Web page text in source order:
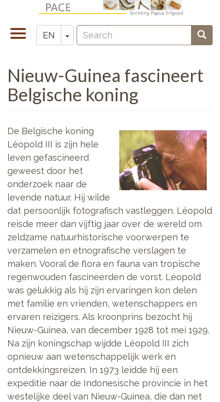
mainToggle
navigation
EN Toggle Dropdown
Zoeken
Search
Nieuw-Guinea fascineert
Belgische koning
De Belgische koning
Léopold III is zijn hele
leven gefascineerd
geweest door het
onderzoek naar de
levende natuur. Hij wilde
dat persoonlijk fotografisch vastleggen. Léopold
reisde meer dan vijftig jaar over de wereld om
zeldzame natuurhistorische voorwerpen te
verzamelen en etnografische verslagen te
maken. Vooral de flora en fauna van tropische
regenwouden fascineerden de vorst. Léopold
was gelukkig als hij zijn ervaringen kon delen
met familie en vrienden, wetenschappers en
ervaren reizigers. Als kroonprins bezocht hij
Nieuw-Guinea, van december 1928 tot mei 1929.
Na zijn koningschap wijdde Léopold III zich
opnieuw aan wetenschappelijk werk en
ontdekkingsreizen. In 1973 leidde hij een
expeditie naar de Indonesische provincie in het
westelijke deel van Nieuw-Guinea, die dan net